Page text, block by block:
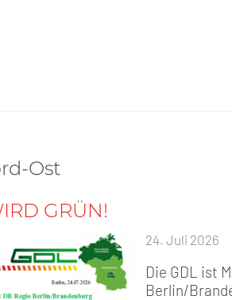
Ost
GRÜN!
24. Juli 2026
Die GDL ist
Berlin/